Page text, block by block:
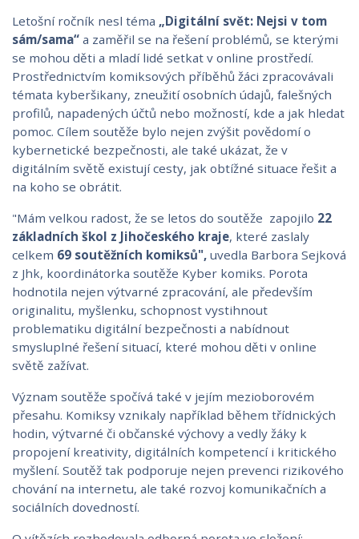
Letošní ročník nesl téma „Digitální svět: Nejsi v tom
sám/sama“ a zaměřil se na řešení problémů, se kterými
se mohou děti a mladí lidé setkat v online prostředí.
Prostřednictvím komiksových příběhů žáci zpracovávali
témata kyberšikany, zneužití osobních údajů, falešných
profilů, napadených účtů nebo možností, kde a jak hledat
pomoc. Cílem soutěže bylo nejen zvýšit povědomí o
kybernetické bezpečnosti, ale také ukázat, že v
digitálním světě existují cesty, jak obtížné situace řešit a
na koho se obrátit.
"Mám velkou radost, že se letos do soutěže zapojilo 22
základních škol z Jihočeského kraje, které zaslaly
celkem 69 soutěžních komiksů", uvedla Barbora Sejková
z Jhk, koordinátorka soutěže Kyber komiks. Porota
hodnotila nejen výtvarné zpracování, ale především
originalitu, myšlenku, schopnost vystihnout
problematiku digitální bezpečnosti a nabídnout
smysluplné řešení situací, které mohou děti v online
světě zažívat.
Význam soutěže spočívá také v jejím mezioborovém
přesahu. Komiksy vznikaly například během třídnických
hodin, výtvarné či občanské výchovy a vedly žáky k
propojení kreativity, digitálních kompetencí i kritického
myšlení. Soutěž tak podporuje nejen prevenci rizikového
chování na internetu, ale také rozvoj komunikačních a
sociálních dovedností.